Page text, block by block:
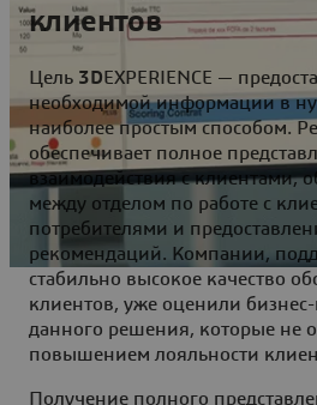
клиентов
Цель 3DEXPERIENCE —
необходимой информации в
наиболее простым способом.
обеспечивает полное
взаимодействия с клиентами,
между отделом по работе с
потребителями и
рекомендаций. Компании,
стабильно высокое качество
клиентов, уже оценили
данного решения, которые не
повышением лояльности
Получение полного